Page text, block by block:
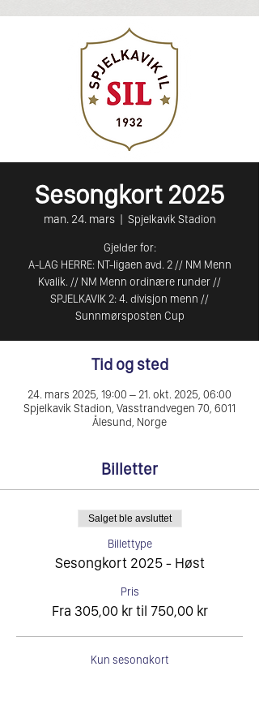
Sesongkort 2025
man. 24. mars
  |
Spjelkavik Stadion
Gjelder for:
A-LAG HERRE: NT-ligaen avd. 2 // NM Menn
Kvalik. // NM Menn ordinære runder //
SPJELKAVIK 2: 4. divisjon menn //
Sunnmørsposten Cup
Tid og sted
24. mars 2025, 19:00 – 21. okt. 2025, 06:00
Spjelkavik Stadion, Vasstrandvegen 70, 6011
Ålesund, Norge
Billetter
Salget ble avsluttet
Billettype
Sesongkort 2025 - Høst
Pris
Fra 305,00 kr til 750,00 kr
Kun sesongkort